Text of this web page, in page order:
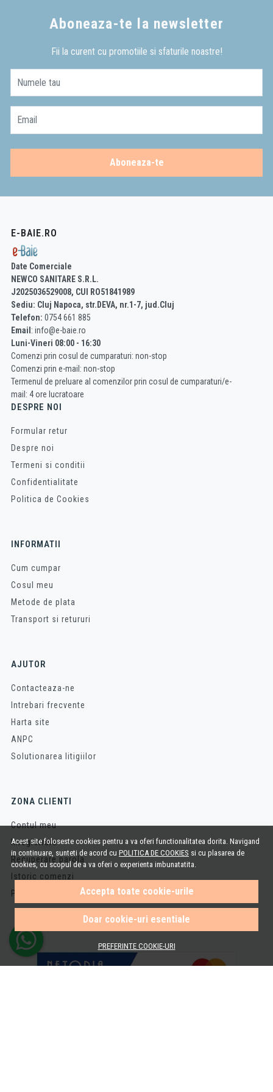
Acest site foloseste cookies pentru a va oferi functionalitatea dorita. Navigand
in continuare, sunteti de acord cu POLITICA DE COOKIES si cu plasarea de
cookies, cu scopul de a va oferi o experienta imbunatatita.
Accepta toate cookie-urile
Doar cookie-uri esentiale
PREFERINTE COOKIE-URI
Aboneaza-te la newsletter
Fii la curent cu promotiile si sfaturile noastre!
Numele tau
Email
Aboneaza-te
E-BAIE.RO
Date Comerciale
NEWCO SANITARE S.R.L.
J2025036529008, CUI RO51841989
Sediu: Cluj Napoca, str.DEVA, nr.1-7, jud.Cluj
Telefon: 0754 661 885
Email : info@e-baie.ro
Luni-Vineri 08:00 - 16:30
Comenzi prin cosul de cumparaturi: non-stop
Comenzi prin e-mail: non-stop
Termenul de preluare al comenzilor prin cosul de cumparaturi/e-
mail: 4 ore lucratoare
DESPRE NOI
Formular retur
Despre noi
Termeni si conditii
Confidentialitate
Politica de Cookies
INFORMATII
Cum cumpar
Cosul meu
Metode de plata
Transport si retururi
AJUTOR
Contacteaza-ne
Intrebari frecvente
Harta site
ANPC
Solutionarea litigiilor
ZONA CLIENTI
Contul meu
Inregistrare
Recuperare parola
Istoric comenzi
Produse favorite